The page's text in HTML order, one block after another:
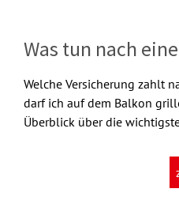
Was tun nach
Welche Versicherung zahlt
darf ich auf dem Balkon
Überblick über die